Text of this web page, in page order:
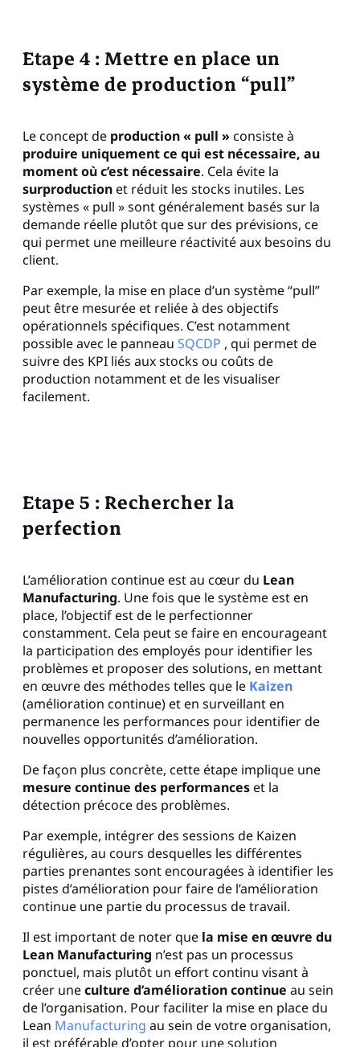
Etape 4 : Mettre en place un
système de production “pull”
Le concept de production « pull » consiste à
produire uniquement ce qui est nécessaire, au
moment où c’est nécessaire. Cela évite la
surproduction et réduit les stocks inutiles. Les
systèmes « pull » sont généralement basés sur la
demande réelle plutôt que sur des prévisions, ce
qui permet une meilleure réactivité aux besoins du
client.
Par exemple, la mise en place d’un système “pull”
peut être mesurée et reliée à des objectifs
opérationnels spécifiques. C’est notamment
possible avec le panneau SQCDP , qui permet de
suivre des KPI liés aux stocks ou coûts de
production notamment et de les visualiser
facilement.
Etape 5 : Rechercher la
perfection
L’amélioration continue est au cœur du Lean
Manufacturing. Une fois que le système est en
place, l’objectif est de le perfectionner
constamment. Cela peut se faire en encourageant
la participation des employés pour identifier les
problèmes et proposer des solutions, en mettant
en œuvre des méthodes telles que le Kaizen
(amélioration continue) et en surveillant en
permanence les performances pour identifier de
nouvelles opportunités d’amélioration.
De façon plus concrète, cette étape implique une
mesure continue des performances et la
détection précoce des problèmes.
Par exemple, intégrer des sessions de Kaizen
régulières, au cours desquelles les différentes
parties prenantes sont encouragées à identifier les
pistes d’amélioration pour faire de l’amélioration
continue une partie du processus de travail.
Il est important de noter que la mise en œuvre du
Lean Manufacturing n’est pas un processus
ponctuel, mais plutôt un effort continu visant à
créer uneculture d’amélioration continue au sein
de l’organisation. Pour faciliter la mise en place du
Lean Manufacturing au sein de votre organisation,
il est préférable d’opter pour une solution